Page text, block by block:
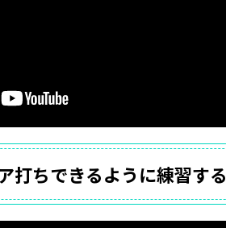
打ちできるように練習する